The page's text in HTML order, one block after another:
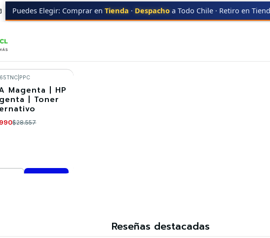
Puedes Elegir: Comprar en Tienda · Despacho a Todo Chile · Retiro en
HP 2600
2600
PPC
Magenta | HP
| Toner
$28.557
Reseñas destacadas